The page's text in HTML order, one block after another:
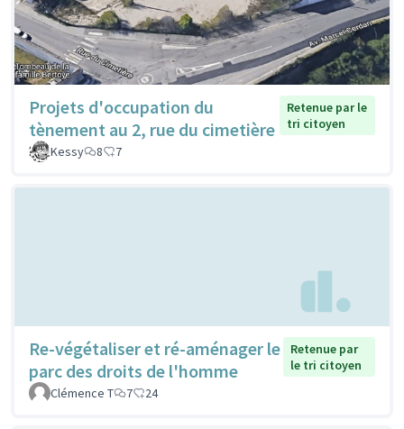
Projets d'occupation du
tènement au 2, rue du cimetière
Retenue par le
tri citoyen
Kessy
8 7
Re-végétaliser et ré-aménager le
parc des droits de l'homme
Retenue par
le tri citoyen
Clémence T
7 24